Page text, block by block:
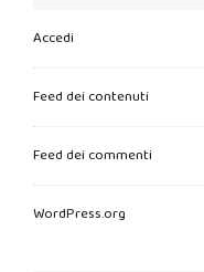
Accedi
Feed dei contenuti
Feed dei commenti
WordPress.org